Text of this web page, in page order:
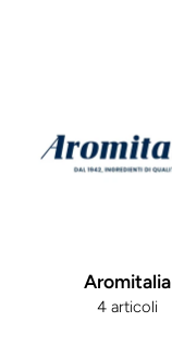
Aromitalia
4 articoli